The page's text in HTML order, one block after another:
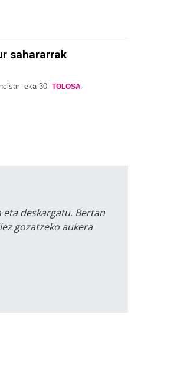
sahararrak
eka 30 TOLOSA
eta deskargatu. Bertan
gozatzeko aukera